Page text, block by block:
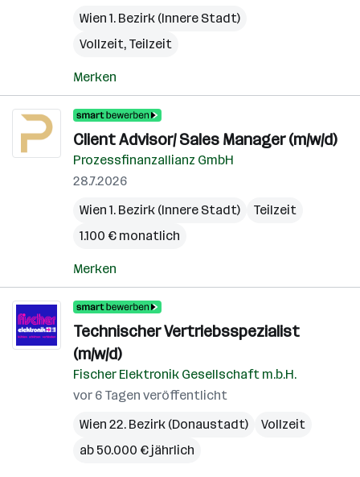
Wien 1. Bezirk (Innere Stadt)
Vollzeit, Teilzeit
Merken
Client Advisor/ Sales Manager (m/w/d)
Prozessfinanzallianz GmbH
28.7.2026
Wien 1. Bezirk (Innere Stadt)
Teilzeit
1.100 € monatlich
Merken
Technischer Vertriebsspezialist
(m/w/d)
Fischer Elektronik Gesellschaft m.b.H.
vor 6 Tagen veröffentlicht
Wien 22. Bezirk (Donaustadt)
Vollzeit
ab 50.000 € jährlich